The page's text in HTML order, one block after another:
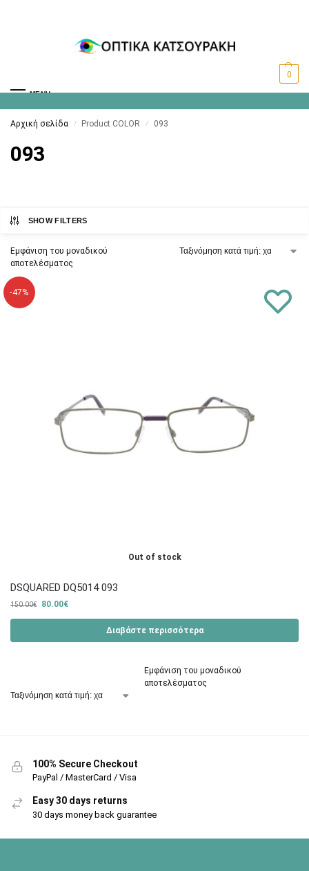
MENU
0
Αρχική σελίδα / Product COLOR / 093
093
SHOW FILTERS
Εμφάνιση του μοναδικού
αποτελέσματος
-47%
Out of stock
DSQUARED DQ5014 093
150.00€ 80.00€
Διαβάστε περισσότερα
Εμφάνιση του μοναδικού
αποτελέσματος
100% Secure Checkout
PayPal / MasterCard / Visa
Easy 30 days returns
30 days money back guarantee